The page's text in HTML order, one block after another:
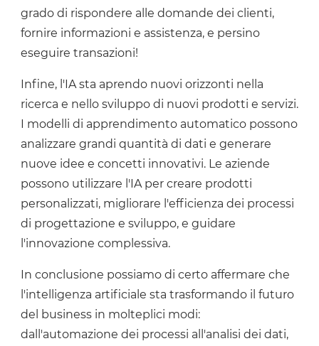
grado di rispondere alle domande dei clienti,
fornire informazioni e assistenza, e persino
eseguire transazioni!
Infine, l'IA sta aprendo nuovi orizzonti nella
ricerca e nello sviluppo di nuovi prodotti e servizi.
I modelli di apprendimento automatico possono
analizzare grandi quantità di dati e generare
nuove idee e concetti innovativi. Le aziende
possono utilizzare l'IA per creare prodotti
personalizzati, migliorare l'efficienza dei processi
di progettazione e sviluppo, e guidare
l'innovazione complessiva.
In conclusione possiamo di certo affermare che
l'intelligenza artificiale sta trasformando il futuro
del business in molteplici modi:
dall'automazione dei processi all'analisi dei dati,